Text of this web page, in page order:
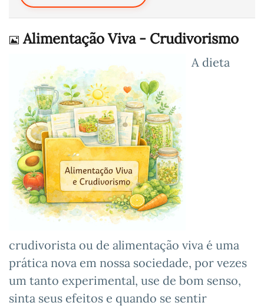
Imagem
Alimentação Viva - Crudivorismo
A dieta
crudivorista ou de alimentação viva é uma
prática nova em nossa sociedade, por vezes
um tanto experimental, use de bom senso,
sinta seus efeitos e quando se sentir